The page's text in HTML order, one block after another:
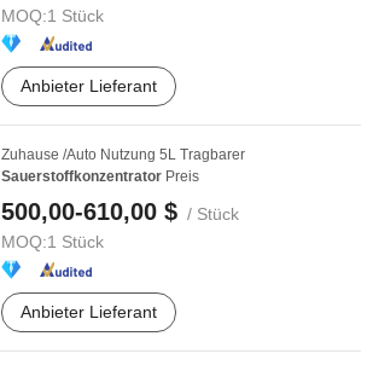
MOQ:1 Stück
Anbieter Lieferant
Zuhause /Auto Nutzung 5L Tragbarer
Sauerstoffkonzentrator Preis
500,00-610,00 $ / Stück
MOQ:1 Stück
Anbieter Lieferant